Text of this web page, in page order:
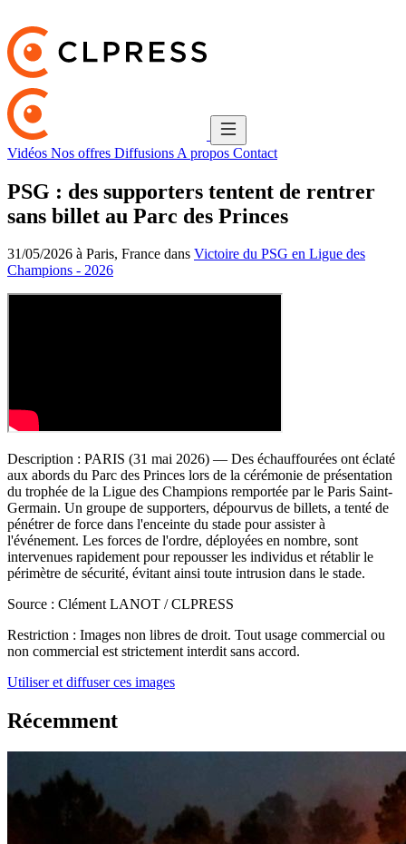
Vidéos Nos offres Diffusions A propos Contact
PSG : des supporters tentent de rentrer
sans billet au Parc des Princes
31/05/2026 à Paris, France dans Victoire du PSG en Ligue des
Champions - 2026
Description : PARIS (31 mai 2026) — Des échauffourées ont éclaté
aux abords du Parc des Princes lors de la cérémonie de présentation
du trophée de la Ligue des Champions remportée par le Paris Saint-
Germain. Un groupe de supporters, dépourvus de billets, a tenté de
pénétrer de force dans l'enceinte du stade pour assister à
l'événement. Les forces de l'ordre, déployées en nombre, sont
intervenues rapidement pour repousser les individus et rétablir le
périmètre de sécurité, évitant ainsi toute intrusion dans le stade.
Source : Clément LANOT / CLPRESS
Restriction : Images non libres de droit. Tout usage commercial ou
non commercial est strictement interdit sans accord.
Utiliser et diffuser ces images
Récemment